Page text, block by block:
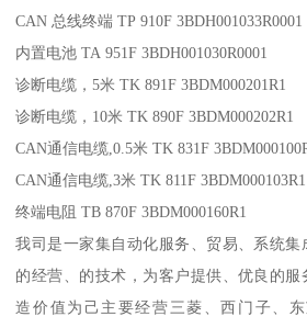
CAN 总线终端 TP 910F 3BDH001033R0001
内置电池 TA 951F 3BDH001030R0001
诊断电缆，5米 TK 891F 3BDM000201R1
诊断电缆，10米 TK 890F 3BDM000202R1
CAN通信电缆,0.5米 TK 831F
CAN通信电缆,3米 TK 811F 3BDM000103R1
终端电阻 TB 870F 3BDM000160R1
我司是一家集自动化服务、贸易、系统
的经营、的技术，为客户提供、优良的服
造价值为己主要经营三菱、西门子、